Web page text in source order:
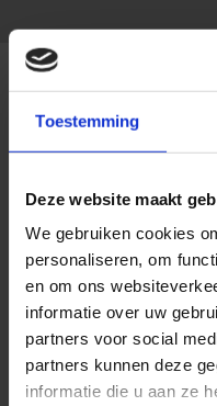
Toestemming
Deze website maakt
We gebruiken cookies
personaliseren, om
en om ons
informatie over uw
partners voor social
partners kunnen deze
informatie die u aan ze
Evolution
Evolution
Het effectief
alleen als een